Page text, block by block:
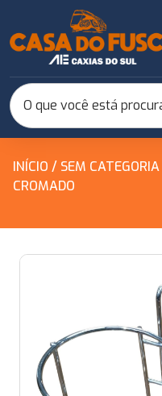
INÍCIO / SEM CATEGORIA
CROMADO